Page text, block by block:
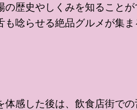
歴史やしくみを知ることが
唸らせる絶品グルメが集
感した後は、飲食店街で